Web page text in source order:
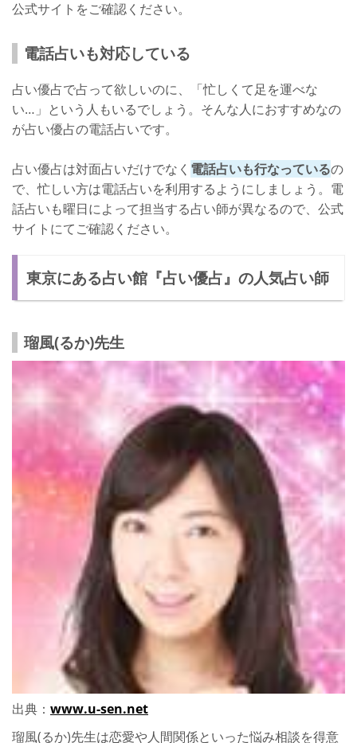
公式サイトをご確認ください。
電話占いも対応している
占い優占で占って欲しいのに、「忙しくて足を運べな
い…」という人もいるでしょう。そんな人におすすめなの
が占い優占の電話占いです。
占い優占は対面占いだけでなく 電話占いも行なっているの
で、忙しい方は電話占いを利用するようにしましょう。電
話占いも曜日によって担当する占い師が異なるので、公式
サイトにてご確認ください。
東京にある占い館『占い優占』の人気占い師
瑠風(るか)先生
出典： www.u-sen.net
瑠風(るか)先生は恋愛や人間関係といった悩み相談を得意